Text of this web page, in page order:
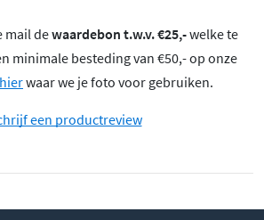
mail dewaardebon t.w.v. €25,-welke te
minimale besteding van €50,- op onze
waar we je foto voor gebruiken.
een productreview